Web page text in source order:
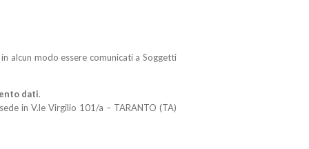
alcun modo essere comunicati a Soggetti
dati.
in V.le Virgilio 101/a – TARANTO (TA)